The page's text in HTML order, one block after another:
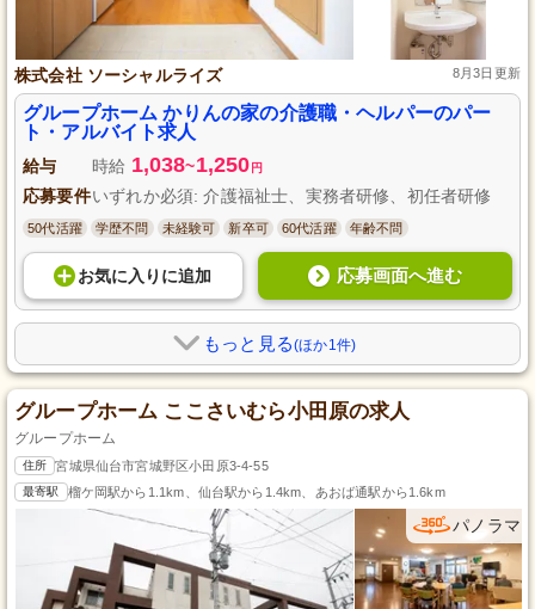
株式会社 ソーシャルライズ 8月3日更新
グループホーム かりんの家の介護職・ヘルパーのパー
ト・アルバイト求人
給与 時給 1,038~1,250 円
応募要件いずれか必須: 介護福祉士、実務者研修、初任者研修
50代活躍 学歴不問 未経験可 新卒可 60代活躍 年齢不問
お気に入り に追加 応募画面へ進む
もっと見る(ほか1件)
グループホーム ここさいむら小田原の求人
グループホーム
住所 宮城県仙台市宮城野区小田原3-4-55
最寄駅 榴ケ岡駅から1.1km、仙台駅から1.4km、あおば通駅から1.6km
パノラマ